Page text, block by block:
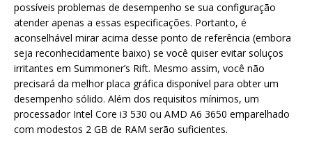
possíveis problemas de desempenho se sua configuração
atender apenas a essas especificações. Portanto, é
aconselhável mirar acima desse ponto de referência (embora
seja reconhecidamente baixo) se você quiser evitar soluços
irritantes em Summoner’s Rift. Mesmo assim, você não
precisará da melhor placa gráfica disponível para obter um
desempenho sólido. Além dos requisitos mínimos, um
processador Intel Core i3 530 ou AMD A6 3650 emparelhado
com modestos 2 GB de RAM serão suficientes.